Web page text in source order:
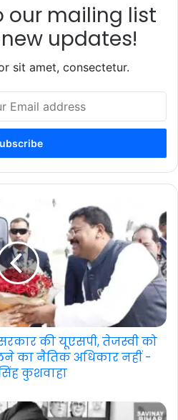
our mailing list
updates!
sit amet, consectetur.
की यूएसपी, तेजस्वी को
का नैतिक अधिकार नहीं -
कुशवाहा